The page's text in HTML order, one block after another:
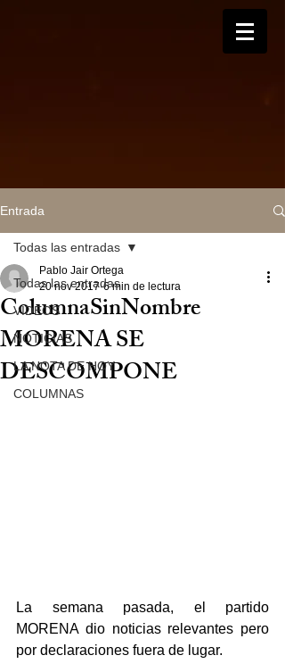
Entrada
Todas las entradas
VIDEOS
NOTICIAS
LA NOTA DE HOY
COLUMNAS
Todas las entradas
ColumnaSinNombre
MORENA SE
DESCOMPONE
Pablo Jair Ortega
20 nov 2017 6 min de lectura
La semana pasada, el partido
MORENA dio noticias relevantes pero
por declaraciones fuera de lugar.